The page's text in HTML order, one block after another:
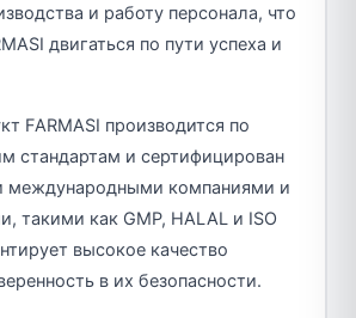
и работу персонала, что
двигаться по пути успеха и
FARMASI производится по
стандартам и сертифицирован
международными компаниями и
такими как GMP, HALAL и ISO
высокое качество
в их безопасности.